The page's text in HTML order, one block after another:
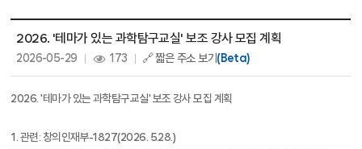
2026. '테마가 있는 과학탐구교실' 보조 강사 모집 계획
2026-05-29 173 🔗 짧은 주소 보기(Beta)
2026. '테마가 있는 과학탐구교실' 보조 강사 모집 계획
1.관련: 창의인재부-1827(2026. 5.28.)